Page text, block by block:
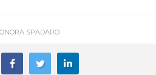
SPADARO